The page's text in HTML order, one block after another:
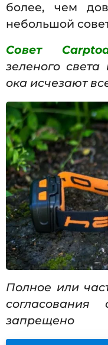
более, чем
небольшой
Совет
зеленого
ока исчезают
Полное или
запрещено